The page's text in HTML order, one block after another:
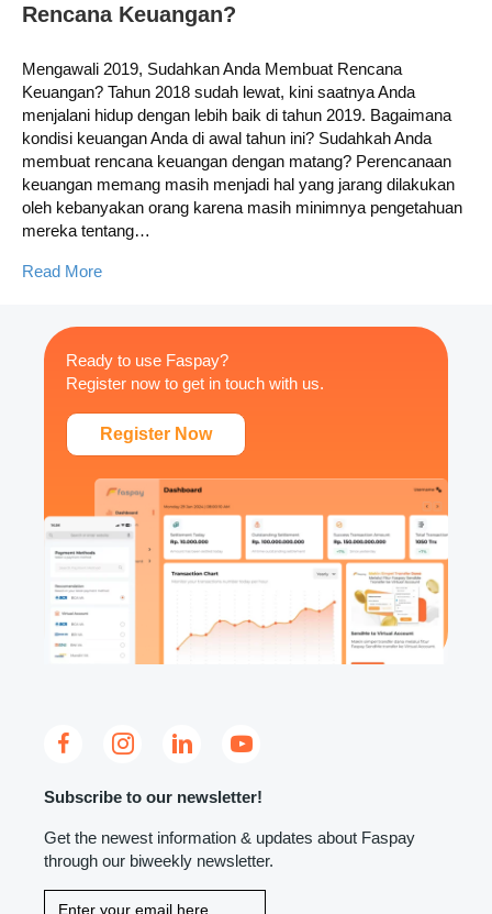
Rencana Keuangan?
Mengawali 2019, Sudahkan Anda Membuat Rencana
Keuangan? Tahun 2018 sudah lewat, kini saatnya Anda
menjalani hidup dengan lebih baik di tahun 2019. Bagaimana
kondisi keuangan Anda di awal tahun ini? Sudahkah Anda
membuat rencana keuangan dengan matang? Perencanaan
keuangan memang masih menjadi hal yang jarang dilakukan
oleh kebanyakan orang karena masih minimnya pengetahuan
mereka tentang…
Read More
Ready to use Faspay?
Register now to get in touch with us.
Register Now
Subscribe to our newsletter!
Get the newest information & updates about Faspay
through our biweekly newsletter.